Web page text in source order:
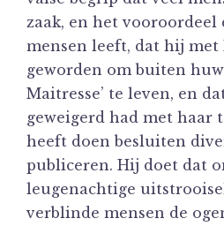
zaak, en het vooroordeel
mensen leeft, dat hij met
geworden om buiten
Maitresse’ te leven, en
geweigerd had met haar
heeft doen besluiten
publiceren. Hij doet dat
leugenachtige
verblinde mensen de